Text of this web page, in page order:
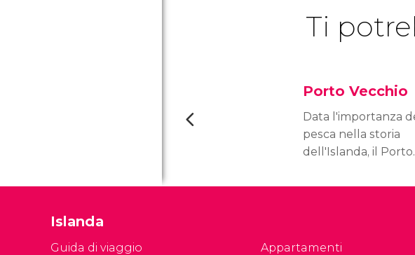
Ti
Porto Vecchio
Data l'importanza
pesca nella storia
dell'Islanda, il Porto
una delle zone più
Islanda
Guida di viaggio
Appartamenti